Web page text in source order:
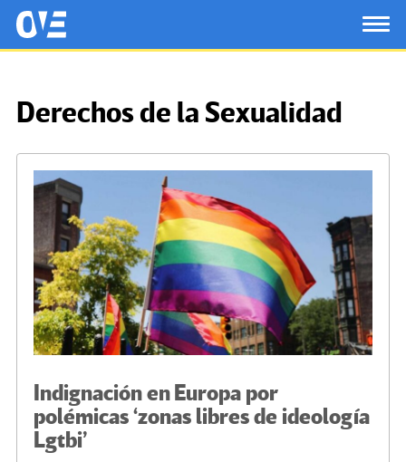
Saltar al contenido principal
OtrasVocesenEducacion.org
Derechos de la Sexualidad
Indignación en Europa por
polémicas ‘zonas libres de ideología
Lgtbi’